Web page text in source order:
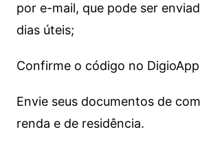
por e-mail, que pode ser
dias úteis;
Confirme o código no
Envie seus documentos de
renda e de residência.